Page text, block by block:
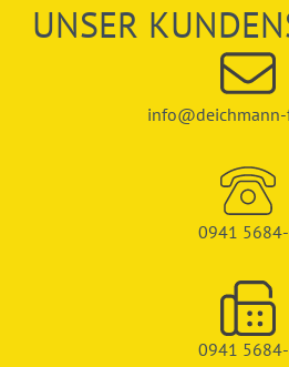
UNSER
info@deichmann-
0941
0941